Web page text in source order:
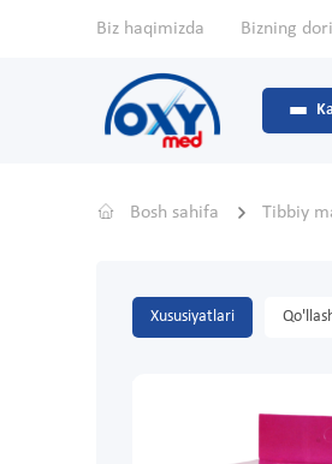
Biz haqimizda Bizning
Bosh sahifa Tibbiy
Xususiyatlari